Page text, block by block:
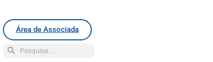
Área de Associada